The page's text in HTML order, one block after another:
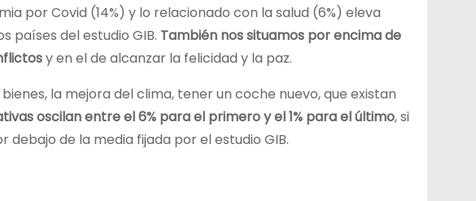
por Covid (14%) y lo relacionado con la salud (6%) eleva
países del estudio GIB. También nos situamos por encima de
y en el de alcanzar la felicidad y la paz.
la mejora del clima, tener un coche nuevo, que existan
oscilan entre el 6% para el primero y el 1% para el último, si
de la media fijada por el estudio GIB.